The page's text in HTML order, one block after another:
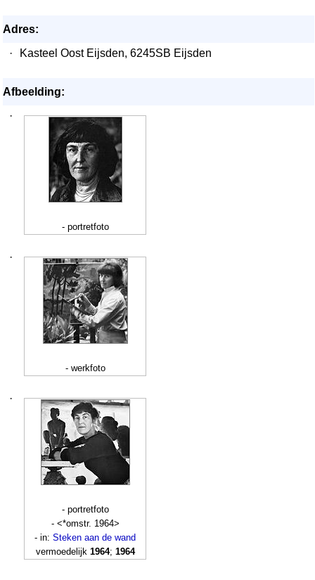
Adres:
·
Kasteel Oost Eijsden, 6245SB Eijsden
Afbeelding:
·
- portretfoto
·
- werkfoto
·
- portretfoto
- <*omstr. 1964>
- in: Steken aan de wand
vermoedelijk 1964; 1964